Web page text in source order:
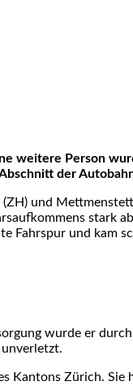
weitere Person
der
und
stark
Fahrspur und kam
wurde er
Kantons Zürich.